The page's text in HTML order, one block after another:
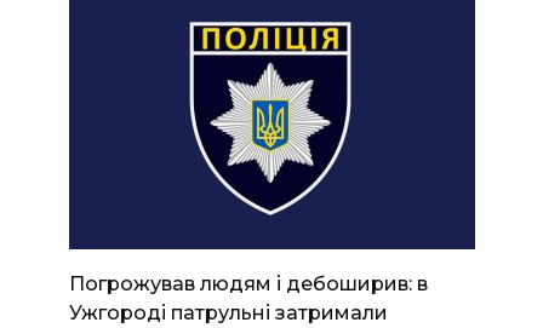
Погрожував людям і дебоширив: в
Ужгороді патрульні затримали